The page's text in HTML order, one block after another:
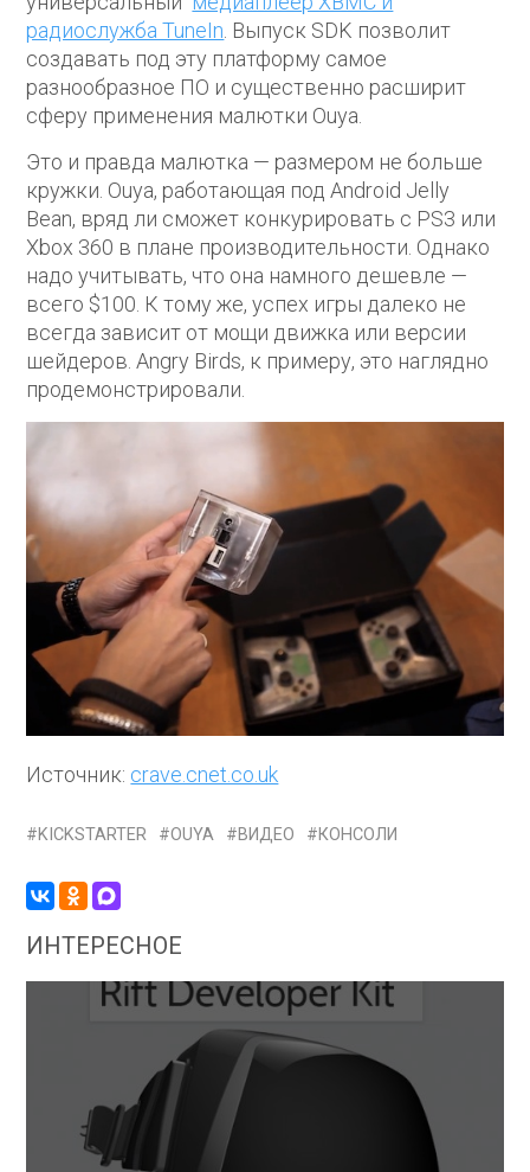
радиослужба TuneIn . Выпуск SDK позволит
создавать под эту платформу самое
разнообразное ПО и существенно расширит
сферу применения малютки Ouya.
Это и правда малютка — размером не больше
кружки. Ouya, работающая под Android Jelly
Bean, вряд ли сможет конкурировать с PS3 или
Xbox 360 в плане производительности. Однако
надо учитывать, что она намного дешевле —
всего $100. К тому же, успех игры далеко не
всегда зависит от мощи движка или версии
шейдеров. Angry Birds, к примеру, это наглядно
продемонстрировали.
Источник: crave.cnet.co.uk
KICKSTARTER OUYA ВИДЕО КОНСОЛИ
ИНТЕРЕСНОЕ